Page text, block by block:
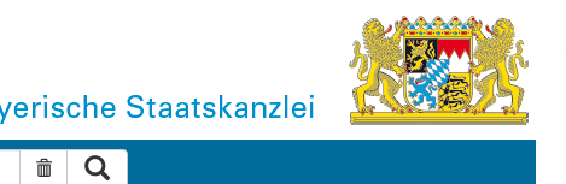
Suche zurücksetzen